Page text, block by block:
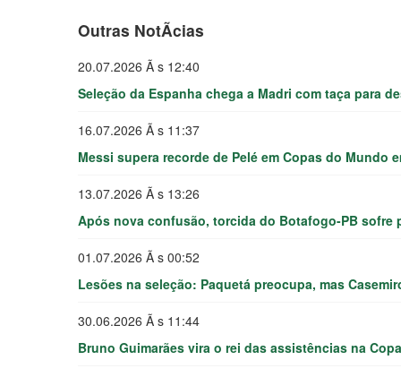
Outras NotÃ­cias
20.07.2026 Ã s 12:40
Seleção da Espanha chega a Madri com taça para
16.07.2026 Ã s 11:37
Messi supera recorde de Pelé em Copas do Mundo
13.07.2026 Ã s 13:26
Após nova confusão, torcida do Botafogo-PB
01.07.2026 Ã s 00:52
Lesões na seleção: Paquetá preocupa, mas
30.06.2026 Ã s 11:44
Bruno Guimarães vira o rei das assistências na